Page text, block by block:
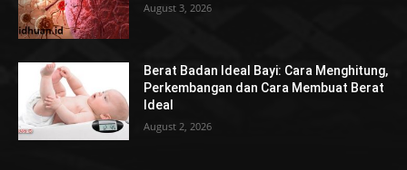
August 3, 2026
Berat Badan Ideal Bayi: Cara Menghitung,
Perkembangan dan Cara Membuat Berat
Ideal
August 2, 2026